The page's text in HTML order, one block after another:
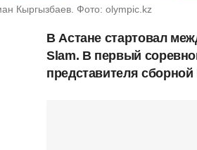
Кыргызбаев. Фото: olympic.kz
В Астане стартовал
Slam. В первый
представителя сборной